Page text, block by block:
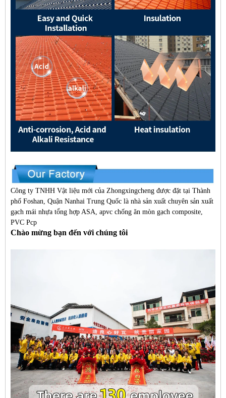
Công ty TNHH Vật liệu mới của Zhongxingcheng được đặt tại Thành
phố Foshan, Quận Nanhai Trung Quốc là nhà sản xuất chuyên sản xuất
gạch mái nhựa tổng hợp ASA, apvc chống ăn mòn gạch composite,
PVC Pcp
Chào mừng bạn đến với chúng tôi